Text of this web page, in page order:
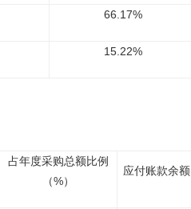
66.17%
15.22%
占年度采购总额比例
（%）
应付账款余额